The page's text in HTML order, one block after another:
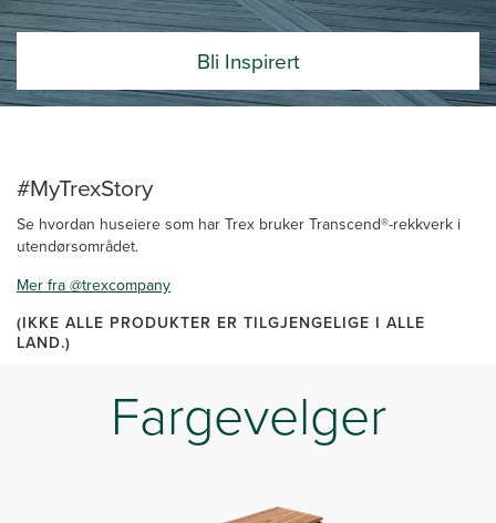
Bli Inspirert
#MyTrexStory
Se hvordan huseiere som har Trex bruker Transcend®-rekkverk i
utendørsområdet.
Mer fra @trexcompany
(IKKE ALLE PRODUKTER ER TILGJENGELIGE I ALLE
LAND.)
Fargevelger